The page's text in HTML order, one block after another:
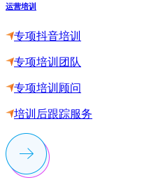
运营培训
专项抖音培训
专项培训团队
专项培训顾问
培训后跟踪服务